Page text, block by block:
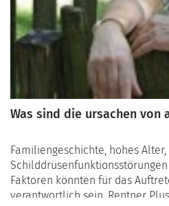
Was sind die ursachen von
Familiengeschichte, hohes Alter,
Faktoren könnten für das
verantwortlich sein. Rentner